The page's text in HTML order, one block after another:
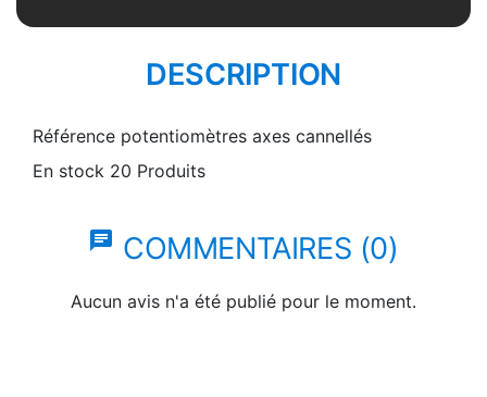
DESCRIPTION
Référence potentiomètres axes cannellés
En stock 20 Produits
chat COMMENTAIRES (0)
Aucun avis n'a été publié pour le moment.